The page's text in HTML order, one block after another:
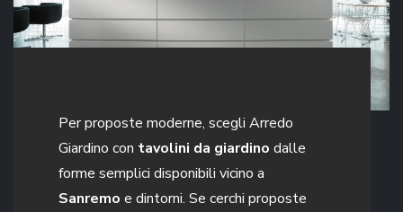
Per proposte moderne, scegli Arredo
Giardino con tavolini da giardino dalle
forme semplici disponibili vicino a
Sanremo e dintorni. Se cerchi proposte